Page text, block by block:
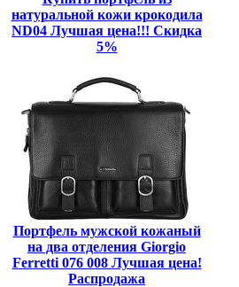
натуральной кожи крокодила
ND04 Лучшая цена!!! Скидка
5%
Портфель мужской кожаный
на два отделения Giorgio
Ferretti 076 008 Лучшая цена!
Распродажа